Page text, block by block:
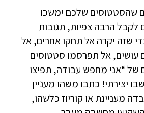
שהסטטוסים שלכם ימשכו
לקבל הרבה צפיות, תגובות
שזה יקרה אל תחקו אחרים, אל
עושים, אל תפרסמו סטטוסים
של “אני מחפש עבודה, תפיצו
יצירתי! כתבו משהו מעניין
מעניינת או קוריוז כלשהו,